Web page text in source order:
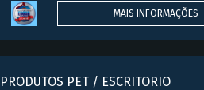
MAIS INFORMAÇÕES
PRODUTOS PET / ESCRITÓRIO